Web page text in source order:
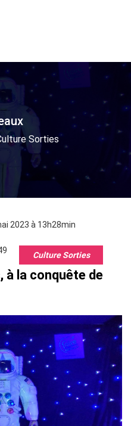
Sorties
2023 à 13h28min
Culture Sorties
à la conquête de